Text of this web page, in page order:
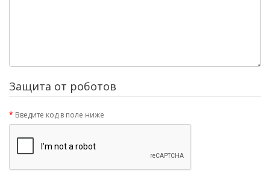
Защита от роботов
Введите код в поле ниже